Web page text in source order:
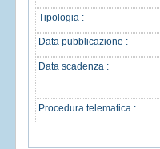
Tipologia :
Data pubblicazione :
Data scadenza :
Procedura telematica :